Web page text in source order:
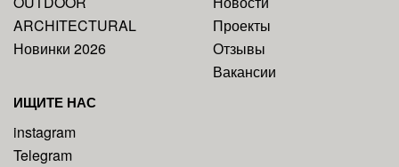
ARCHITECTURAL
Новинки 2026
Проекты
Отзывы
Вакансии
ИЩИТЕ НАС
instagram
Telegram